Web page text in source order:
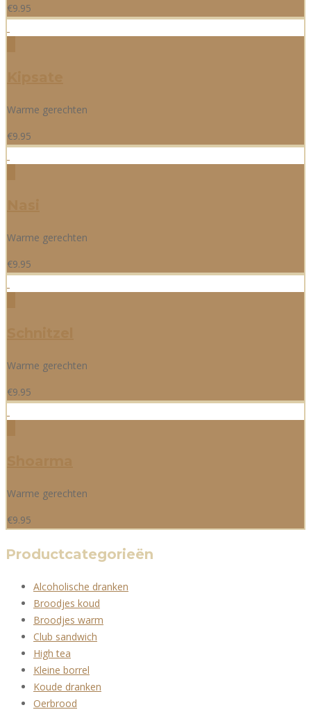
€9.95
Warme gerechten
€9.95
Warme gerechten
€9.95
Warme gerechten
€9.95
Warme gerechten
€9.95
Productcategorieën
Alcoholische dranken
Broodjes koud
Broodjes warm
Club sandwich
High tea
Kleine borrel
Koude dranken
Oerbrood